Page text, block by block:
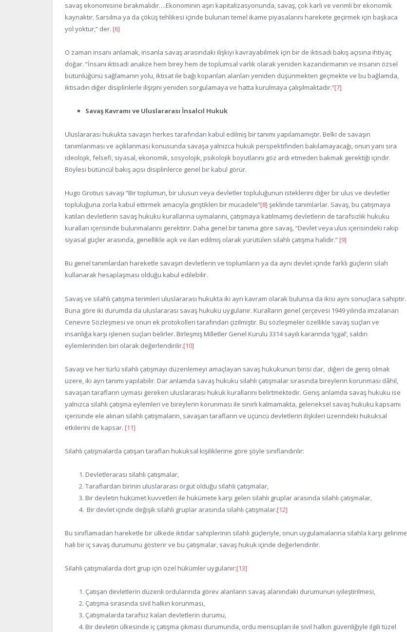
savaş ekonomisine bırakmalıdır….Ekonominin aşırı kapitalizasyonunda, savaş, çok karlı ve verimli bir ekonomik
kaynaktır. Sarsılma ya da çöküş tehlikesi içinde bulunan temel ikame piyasalarını harekete geçirmek için başkaca
yol yoktur,” der. [6]
O zaman insanı anlamak, insanla savaş arasındaki ilişkiyi kavrayabilmek için bir de iktisadi bakış açısına ihtiyaç
doğar. “İnsanı iktisadi analize hem birey hem de toplumsal varlık olarak yeniden kazandırmanın ve insanın özsel
bütünlüğünü sağlamanın yolu, iktisat ile bağı koparılan alanları yeniden düşünmekten geçmekte ve bu bağlamda,
iktisadın diğer disiplinlerle ilişişini yeniden sorgulamaya ve hatta kurulmaya çalışılmaktadır.”[7]
Savaş Kavramı ve Uluslararası İnsalcıl Hukuk
Uluslararası hukukta savaşın herkes tarafından kabul edilmiş bir tanımı yapılamamıştır. Belki de savaşın
tanımlanması ve açıklanması konusunda savaşa yalnızca hukuk perspektifinden bakılamayacağı, onun yanı sıra
ideolojik, felsefi, siyasal, ekonomik, sosyolojik, psikolojik boyutlarını göz ardı etmeden bakmak gerektiği içindir.
Böylesi bütüncül bakış açısı disiplinlerce genel bir kabul görür.
Hugo Grotius savaşı “Bir toplumun, bir ulusun veya devletler topluluğunun isteklerini diğer bir ulus ve devletler
topluluğuna zorla kabul ettirmek amacıyla giriştikleri bir mücadele”[8] şeklinde tanımlarlar. Savaş, bu çatışmaya
katılan devletlerin savaş hukuku kurallarına uymalarını, çatışmaya katılmamış devletlerin de tarafsızlık hukuku
kuralları içerisinde bulunmalarını gerektirir. Daha genel bir tanıma göre savaş, “Devlet veya ulus içerisindeki rakip
siyasal güçler arasında, genellikle açık ve ilan edilmiş olarak yürütülen silahlı çatışma halidir.”[9]
Bu genel tanımlardan hareketle savaşın devletlerin ve toplumların ya da aynı devlet içinde farklı güçlerin silah
kullanarak hesaplaşması olduğu kabul edilebilir.
Savaş ve silahlı çatışma terimleri uluslararası hukukta iki ayrı kavram olarak bulunsa da ikisi aynı sonuçlara sahiptir.
Buna göre iki durumda da uluslararası savaş hukuku uygulanır. Kuralların genel çerçevesi 1949 yılında imzalanan
Cenevre Sözleşmesi ve onun ek protokolleri tarafından çizilmiştir. Bu sözleşmeler özellikle savaş suçları ve
insanlığa karşı işlenen suçları belirler. Birleşmiş Milletler Genel Kurulu 3314 sayılı kararında ‘işgal’, saldırı
eylemlerinden biri olarak değerlendirilir.[10]
Savaşı ve her türlü silahlı çatışmayı düzenlemeyi amaçlayan savaş hukukunun birisi dar, diğeri de geniş olmak
üzere, iki ayrı tanımı yapılabilir. Dar anlamda savaş hukuku silahlı çatışmalar sırasında bireylerin korunması dâhil,
savaşan tarafların uyması gereken uluslararası hukuk kurallarını belirtmektedir. Geniş anlamda savaş hukuku ise
yalnızca silahlı çatışma eylemleri ve bireylerin korunması ile sınırlı kalmamakta, geleneksel savaş hukuku kapsamı
içerisinde ele alınan silahlı çatışmaların, savaşan tarafların ve üçüncü devletlerin ilişkileri üzerindeki hukuksal
etkilerini de kapsar. [11]
Silahlı çatışmalarda çatışan tarafları hukuksal kişiliklerine göre şöyle sınıflandırılır:
Devletlerarası silahlı çatışmalar,
Taraflardan birinin uluslararası örgüt olduğu silahlı çatışmalar,
Bir devletin hükümet kuvvetleri ile hükümete karşı gelen silahlı gruplar arasında silahlı çatışmalar,
Bir devlet içinde değişik silahlı gruplar arasında silahlı çatışmalar.[12]
Bu sınıflamadan hareketle bir ülkede iktidar sahiplerinin silahlı güçleriyle, onun uygulamalarına silahla karşı gelinme
hali bir iç savaş durumunu gösterir ve bu çatışmalar, savaş hukuk içinde değerlendirilir.
Silahlı çatışmalarda dört grup için özel hükümler uygulanır:[13]
Çatışan devletlerin düzenli ordularında görev alanların savaş alanındaki durumunun iyileştirilmesi,
Çatışma sırasında sivil halkın korunması,
Çatışmalarda tarafsız kalan devletlerin durumu,
Bir devletin ülkesinde iç çatışma çıkması durumunda, ordu mensupları ile sivil halkın güvenliğiyle ilgili tüzel